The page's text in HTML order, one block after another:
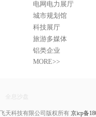
电网电力展厅
城市规划馆
科技展厅
旅游多媒体
铝类企业
MORE>>
全息沙盘
天科技有限公司版权所有 京icp备